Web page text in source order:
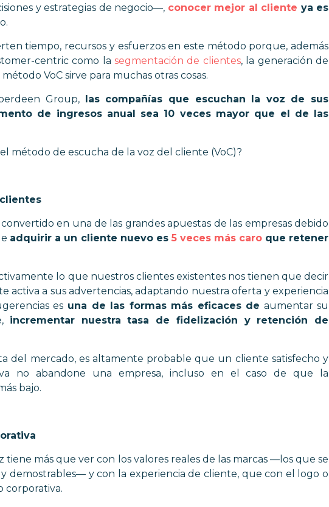
y estrategias de negocio—, conocer mejor al cliente ya es
tiempo, recursos y esfuerzos en este método porque, además
centric como la segmentación de clientes, la generación de
VoC sirve para muchas otras cosas.
Group,
las compañías que escuchan la voz de sus
de ingresos anual sea 10 veces mayor que el de las
método de escucha de la voz del cliente (VoC)?
convertido en una de las grandes apuestas de las empresas debido
adquirir a un cliente nuevo es 5 veces más caroque retener
lo que nuestros clientes existentes nos tienen que decir
activa a sus advertencias, adaptando nuestra oferta y experiencia
es una de las formas más eficaces de aumentar su
incrementar nuestra tasa de fidelización y retención de
del mercado, es altamente probable que un cliente satisfecho y
no abandone una empresa, incluso en el caso de que la
bajo.
tiene más que ver con los valores reales de las marcas —los que se
demostrables— y con la experiencia de cliente, que con el logo o
corporativa.